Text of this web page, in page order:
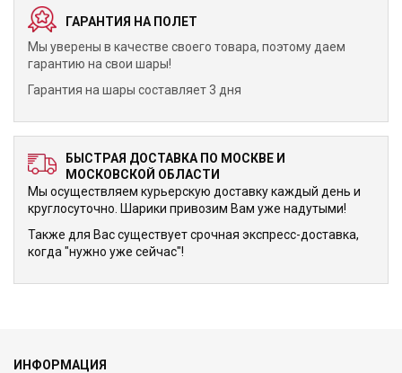
ГАРАНТИЯ НА ПОЛЕТ
Мы уверены в качестве своего товара, поэтому даем
гарантию на свои шары!
Гарантия на шары составляет 3 дня
БЫСТРАЯ ДОСТАВКА ПО МОСКВЕ И
МОСКОВСКОЙ ОБЛАСТИ
Мы осуществляем курьерскую доставку каждый день и
круглосуточно. Шарики привозим Вам уже надутыми!
Также для Вас существует срочная экспресс-доставка,
когда "нужно уже сейчас"!
ИНФОРМАЦИЯ